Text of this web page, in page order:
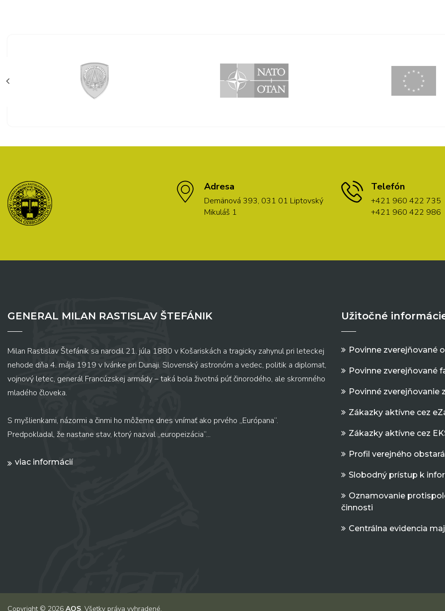
Adresa
Demänová 393, 031 01 Liptovský
Mikuláš 1
Telefón
+421 960 422 735
+421 960 422 986
GENERAL MILAN RASTISLAV ŠTEFÁNIK
Milan Rastislav Štefánik sa narodil 21. júla 1880 v Košariskách a tragicky zahynul pri leteckej
nehode dňa 4. mája 1919 v Ivánke pri Dunaji. Slovenský astronóm a vedec, politik a diplomat,
vojnový letec, generál Francúzskej armády – taká bola životná púť činorodého, ale skromného
mladého človeka.
S myšlienkami, názormi a činmi ho môžeme dnes vnímať ako prvého „Európana“.
Predpokladal, že nastane stav, ktorý nazval „europeizácia“...
viac informácií
Užitočné
Povinne zverejňované
Povinne zverejňované
Povinné zverejňovanie
Zákazky aktívne cez
Zákazky aktívne cez
Profil verejného
Slobodný prístup k
Oznamovanie
činnosti
Centrálna evidencia
Copyright © 2026 AOS. Všetky práva vyhradené.